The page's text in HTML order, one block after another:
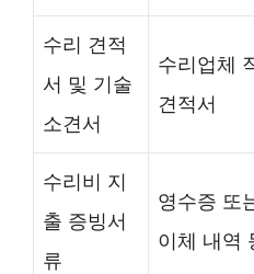
수리 견적
서 및 기술
소견서
수리업체
견적서
수리비 지
출 증빙서
류
영수증 또
이체 내역